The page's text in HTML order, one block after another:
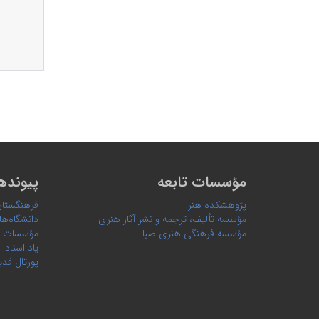
مؤسسات
یاد استاد
پورتال
مؤسسات تابعه
پژوهشکده هنر
مؤسسه تألیف، ترجمه و نشر آثار هنری
مؤسسه فرهنگی هنری صبا